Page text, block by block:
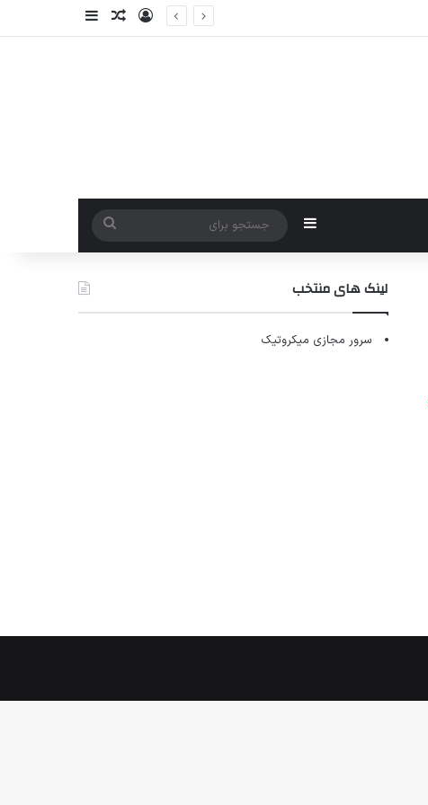
ورودنوشته تصادفی
سایدبار
سایدبار
جستجو
برای
لینک های منتخب
سرور مجازی میکروتیک